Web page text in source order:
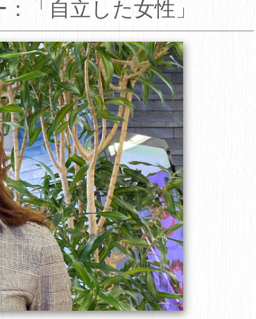
「自立した女性」